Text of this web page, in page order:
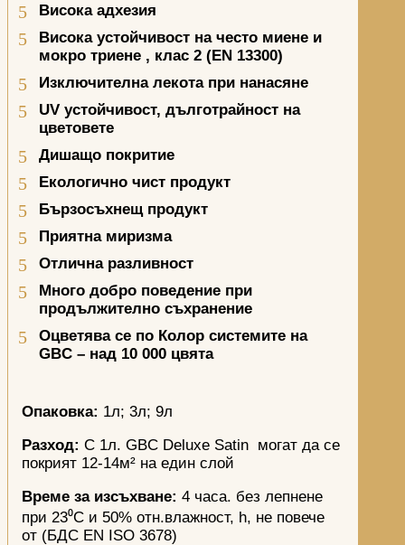
Висока адхезия
Висока устойчивост на често миене и
мокро триене , клас 2 (EN 13300)
Изключителна лекота при нанасяне
UV устойчивост, дълготрайност на
цветовете
Дишащо покритие
Екологично чист продукт
Бързосъхнещ продукт
Приятна миризма
Отлична разливност
Много добро поведение при
продължително съхранение
Оцветява се по Колор системите на
GBC – над 10 000 цвята
Опаковка: 1л; 3л; 9л
Разход: С 1л. GBC Deluxе Satin могат да се
покрият 12-14м² на един слой
Време за изсъхване: 4 часа. без лепнене
при 23⁰С и 50% отн.влажност, h, не повече
от (БДС EN ISO 3678)